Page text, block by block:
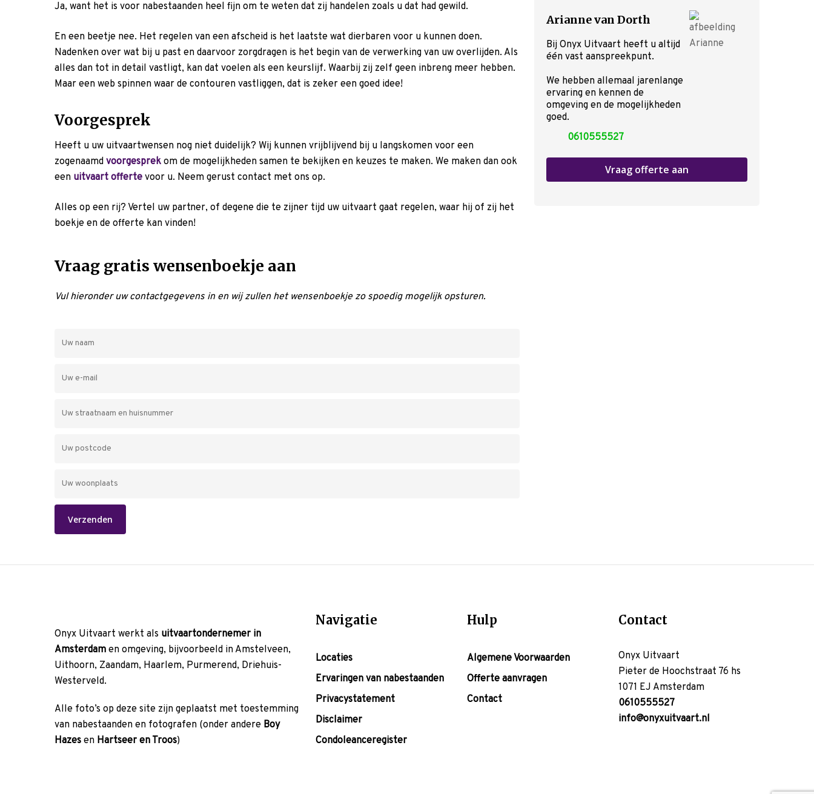
Ja, want het is voor nabestaanden heel fijn om te weten dat zij handelen zoals u dat had gewild.
En een beetje nee. Het regelen van een afscheid is het laatste wat dierbaren voor u kunnen doen.
Nadenken over wat bij u past en daarvoor zorgdragen is het begin van de verwerking van uw overlijden. Als
alles dan tot in detail vastligt, kan dat voelen als een keurslijf. Waarbij zij zelf geen inbreng meer hebben.
Maar een web spinnen waar de contouren vastliggen, dat is zeker een goed idee!
Voorgesprek
Heeft u uw uitvaartwensen nog niet duidelijk? Wij kunnen vrijblijvend bij u langskomen voor een
zogenaamdvoorgesprek om de mogelijkheden samen te bekijken en keuzes te maken. We maken dan ook
een uitvaart offerte voor u. Neem gerust contact met ons op.
Alles op een rij? Vertel uw partner, of degene die te zijner tijd uw uitvaart gaat regelen, waar hij of zij het
boekje en de offerte kan vinden!
Vraag gratis wensenboekje aan
Vul hieronder uw contactgegevens in en wij zullen het wensenboekje zo spoedig mogelijk opsturen.
Arianne van Dorth
Bij Onyx Uitvaart heeft u altijd
één vast aanspreekpunt.
We hebben allemaal jarenlange
ervaring en kennen de
omgeving en de mogelijkheden
goed.
0610555527
Vraag offerte aan
Onyx Uitvaart werkt als uitvaartondernemer in
Amsterdam en omgeving, bijvoorbeeld in Amstelveen,
Uithoorn, Zaandam, Haarlem, Purmerend, Driehuis-
Westerveld.
Alle foto’s op deze site zijn geplaatst met toestemming
van nabestaanden en fotografen (onder andere Boy
Hazes en Hartseer en Troos)
Navigatie
Locaties
Ervaringen van nabestaanden
Privacystatement
Disclaimer
Condoleanceregister
Hulp
Algemene Voorwaarden
Offerte aanvragen
Contact
Contact
Onyx Uitvaart
Pieter de Hoochstraat 76 hs
1071 EJ Amsterdam
0610555527
info@onyxuitvaart.nl
Voorgesprek
Wensenboekje
Uitvaart regelen
Begraven of cremeren
Inspiratie
Rondom de uitvaart
Kosten uitvaart
Over ons